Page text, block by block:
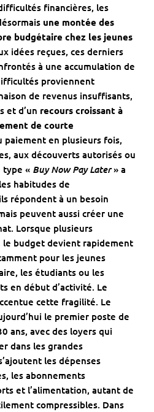
financières, les
une montée des
budgétaire chez les jeunes
idées reçues, ces derniers
à une accumulation de
proviennent
de revenus insuffisants,
et d’un recours croissant à
de courte
paiement en plusieurs fois,
aux découverts autorisés ou
type « Buy Now Pay Later» a
habitudes de
répondent à un besoin
peuvent aussi créer une
Lorsque plusieurs
le budget devient rapidement
pour les jeunes
les étudiants ou les
en début d’activité. Le
cette fragilité. Le
le premier poste de
ans, avec des loyers qui
dans les grandes
les dépenses
les abonnements
et l’alimentation, autant de
compressibles. Dans